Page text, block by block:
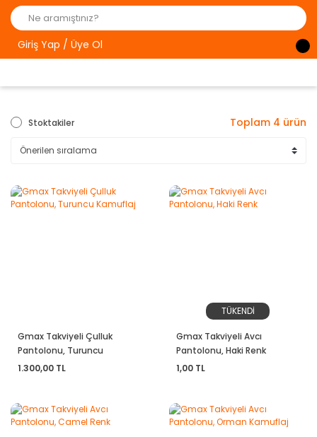
Giriş Yap / Üye Ol
Stoktakiler Toplam 4 ürün
Gmax Takviyeli Çulluk
Pantolonu, Turuncu
Kamuflaj
1.300,00 TL
TÜKENDİ
Gmax Takviyeli Avcı
Pantolonu, Haki Renk
1,00 TL